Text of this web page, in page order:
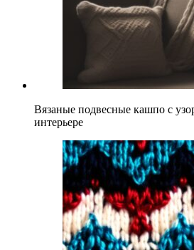
Вязаные подвесные кашпо с
интерьере